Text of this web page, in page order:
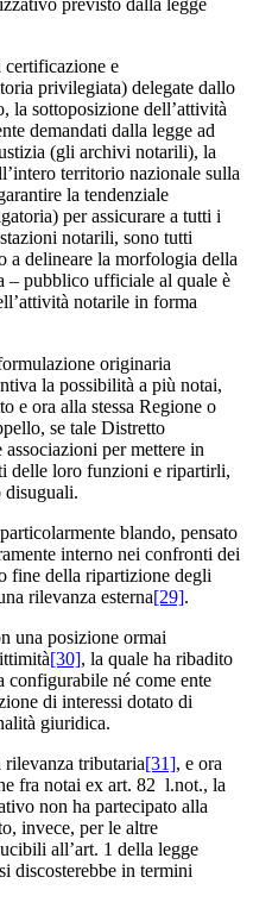
previsto dalla legge
e
privilegiata) delegate dallo
la sottoposizione dell’attività
demandati dalla legge ad
(gli archivi notarili), la
territorio nazionale sulla
la tendenziale
per assicurare a tutti i
notarili, sono tutti
a delineare la morfologia della
– pubblico ufficiale al quale è
notarile in forma
originaria
la possibilità a più notai,
e ora alla stessa Regione o
se tale Distretto
per mettere in
delle loro funzioni e ripartirli,
disuguali.
blando, pensato
interno nei confronti dei
fine della ripartizione degli
rilevanza esterna[29].
una posizione ormai
[30], la quale ha ribadito
configurabile né come ente
di interessi dotato di
giuridica.
rilevanza tributaria[31], e ora
fra notai ex art. 82 l.not., la
non ha partecipato alla
invece, per le altre
all’art. 1 della legge
discosterebbe in termini